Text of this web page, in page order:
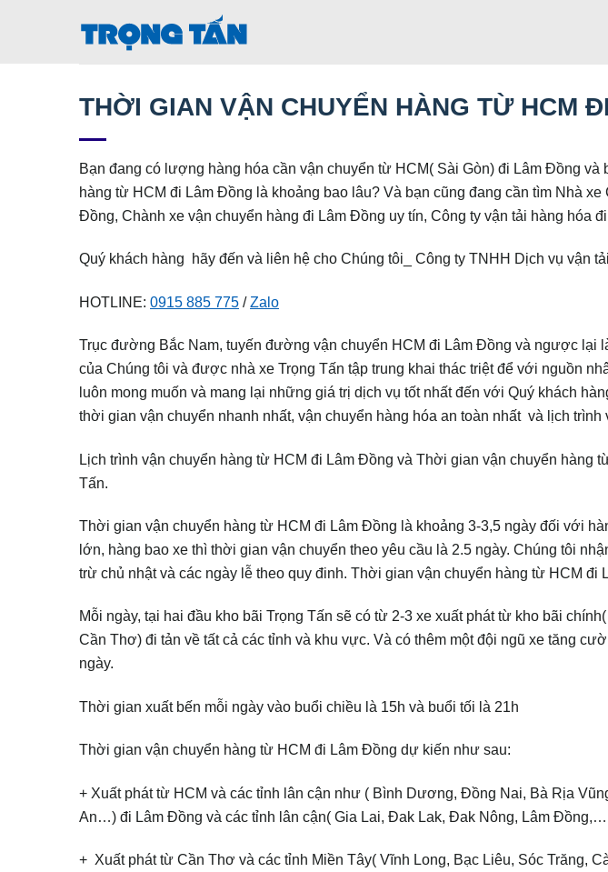
THỜI GIAN VẬN CHUYỂN HÀNG TỪ HCM
Bạn đang có lượng hàng hóa cần vận chuyển từ HCM( Sài Gòn) đi Lâm Đồng và
hàng từ HCM đi Lâm Đồng là khoảng bao lâu? Và bạn cũng đang cần tìm Nhà
Đồng, Chành xe vận chuyển hàng đi Lâm Đồng uy tín, Công ty vận tải hàng hóa
Quý khách hàng hãy đến và liên hệ cho Chúng tôi_ Công ty TNHH Dịch vụ vận
HOTLINE: 0915 885 775 /Zalo
Trục đường Bắc Nam, tuyến đường vận chuyển HCM đi Lâm Đồng và ngược lại
của Chúng tôi và được nhà xe Trọng Tấn tập trung khai thác triệt để với nguồn
luôn mong muốn và mang lại những giá trị dịch vụ tốt nhất đến với Quý khách
thời gian vận chuyển nhanh nhất, vận chuyển hàng hóa an toàn nhất và lịch trình
Lịch trình vận chuyển hàng từ HCM đi Lâm Đồng và Thời gian vận chuyển hàng
Tấn.
Thời gian vận chuyển hàng từ HCM đi Lâm Đồng là khoảng 3-3,5 ngày đối với
lớn, hàng bao xe thì thời gian vận chuyển theo yêu cầu là 2.5 ngày. Chúng tôi
trừ chủ nhật và các ngày lễ theo quy đinh. Thời gian vận chuyển hàng từ HCM đi
Mỗi ngày, tại hai đầu kho bãi Trọng Tấn sẽ có từ 2-3 xe xuất phát từ kho bãi
Cần Thơ) đi tản về tất cả các tỉnh và khu vực. Và có thêm một đội ngũ xe tăng
ngày.
Thời gian xuất bến mỗi ngày vào buổi chiều là 15h và buổi tối là 21h
Thời gian vận chuyển hàng từ HCM đi Lâm Đồng dự kiến như sau:
+ Xuất phát từ HCM và các tỉnh lân cận như ( Bình Dương, Đồng Nai, Bà Rịa
An…) đi Lâm Đồng và các tỉnh lân cận( Gia Lai, Đak Lak, Đak Nông, Lâm
+ Xuất phát từ Cần Thơ và các tỉnh Miền Tây( Vĩnh Long, Bạc Liêu, Sóc Trăng,